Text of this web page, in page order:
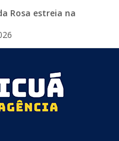
Rosa estreia na
feira em Cuiabá o
com rodeio e